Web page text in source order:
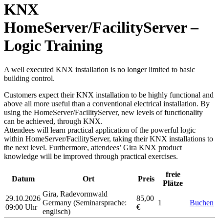
KNX
HomeServer/FacilityServer –
Logic Training
A well executed KNX installation is no longer limited to basic
building control.
Customers expect their KNX installation to be highly functional and
above all more useful than a conventional electrical installation. By
using the HomeServer/FacilityServer, new levels of functionality
can be achieved, through KNX.
Attendees will learn practical application of the powerful logic
within HomeServer/FacilityServer, taking their KNX installations to
the next level. Furthermore, attendees’ Gira KNX product
knowledge will be improved through practical exercises.
Datum Ort Preis
freie
Plätze
29.10.2026
09:00 Uhr
Gira, Radevormwald
Germany (Seminarsprache:
englisch)
85,00
€
1 Buchen